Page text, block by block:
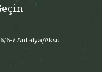
6-7 Antalya/Aksu